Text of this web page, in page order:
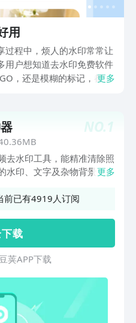
用
过程中，烦人的水印常常让
用户想知道去水印免费软件
，还是模糊的标记，都可
更多
NO.1
去水印工具，能精准清除照
水印、文字及杂物背景，清
核心去水印功能外，还集成
。主要功能及用法：解析提
提取多平台热门短视频，直
版本；视频去水印：精准框
一键快速移除，不留痕迹；
：自由裁剪画面尺寸，剔除
焦核心内容；视频时段裁
所需时长，保留精彩片段，
更多
前已有4919人订阅
载
荚APP下载